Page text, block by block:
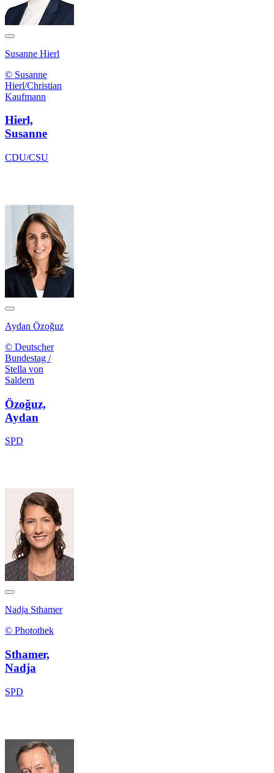
Susanne Hierl
© Susanne
Hierl/Christian
Kaufmann
Hierl,
Susanne
CDU/CSU
Aydan Özoğuz
© Deutscher
Bundestag /
Stella von
Saldern
Özoğuz,
Aydan
SPD
Nadja Sthamer
© Photothek
Sthamer,
Nadja
SPD